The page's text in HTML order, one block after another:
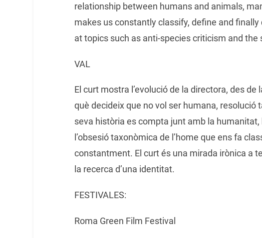
relationship between humans and animals,
makes us constantly classify, define and
at topics such as anti-species criticism and the
VAL
El curt mostra l’evolució de la directora, des
què decideix que no vol ser humana, resolució
seva història es compta junt amb la
l’obsesió taxonòmica de l’home que ens fa
constantment. El curt és una mirada irònica a
la recerca d’una identitat.
FESTIVALES:
Roma Green Film Festival